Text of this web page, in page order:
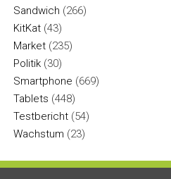
Sandwich (266)
KitKat (43)
Market (235)
Politik (30)
Smartphone (669)
Tablets (448)
Testbericht (54)
Wachstum (23)